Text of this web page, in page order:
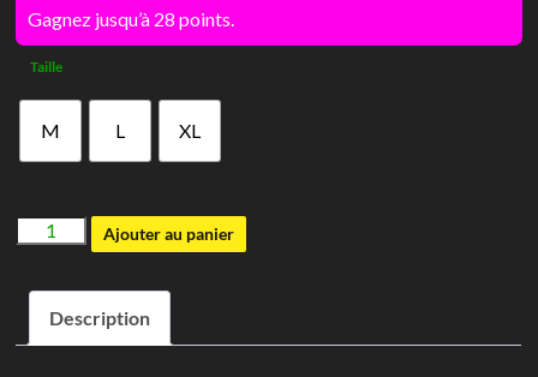
prix :
10,00€
28,00€
Gagnez jusqu’à 28 points.
Taille
M L XL
quantité
Cactus
cholla
-
Ajouter au panier
Description